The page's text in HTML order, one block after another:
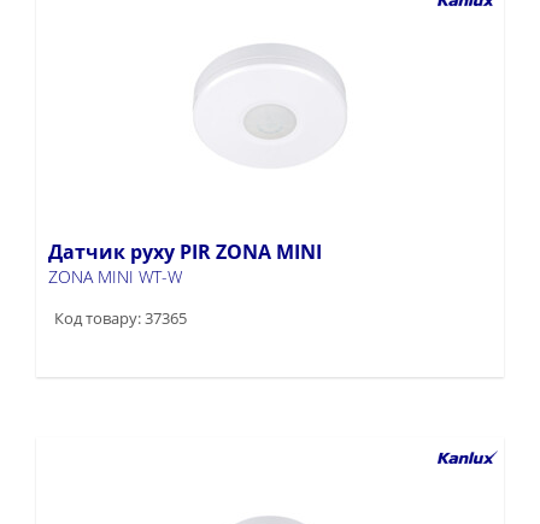
Датчик руху PIR ZONA MINI
ZONA MINI WT-W
Код товару: 37365